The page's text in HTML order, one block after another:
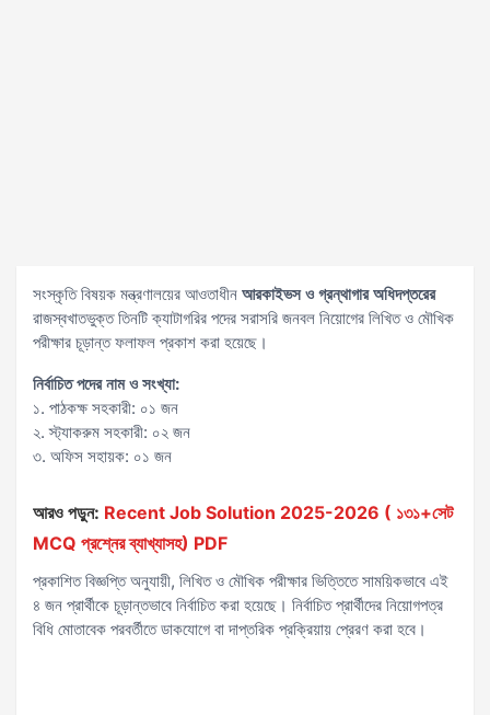
সংস্কৃতি বিষয়ক মন্ত্রণালয়ের আওতাধীন আরকাইভস ও গ্রন্থাগার অধিদপ্তরের
রাজস্বখাতভুক্ত তিনটি ক্যাটাগরির পদের সরাসরি জনবল নিয়োগের লিখিত ও মৌখিক
পরীক্ষার চূড়ান্ত ফলাফল প্রকাশ করা হয়েছে।
নির্বাচিত পদের নাম ও সংখ্যা:
১. পাঠকক্ষ সহকারী: ০১ জন
২. স্ট্যাকরুম সহকারী: ০২ জন
৩. অফিস সহায়ক: ০১ জন
আরও পড়ুন: Recent Job Solution 2025-2026 ( ১৩১+সেট
MCQ প্রশ্নের ব্যাখ্যাসহ) PDF
প্রকাশিত বিজ্ঞপ্তি অনুযায়ী, লিখিত ও মৌখিক পরীক্ষার ভিত্তিতে সাময়িকভাবে এই
৪ জন প্রার্থীকে চূড়ান্তভাবে নির্বাচিত করা হয়েছে। নির্বাচিত প্রার্থীদের নিয়োগপত্র
বিধি মোতাবেক পরবর্তীতে ডাকযোগে বা দাপ্তরিক প্রক্রিয়ায় প্রেরণ করা হবে।